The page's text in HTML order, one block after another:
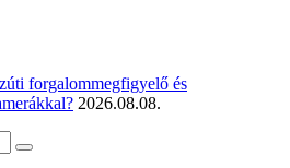
forgalommegfigyelő és
2026.08.08.